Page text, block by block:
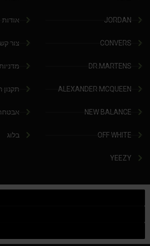
JORDAN
CONVERS
DR.MARTENS
ALEXANDER MCQUEEN
NEW BALANCE
OFF WHITE
YEEZY
אודות
צור
בלוג